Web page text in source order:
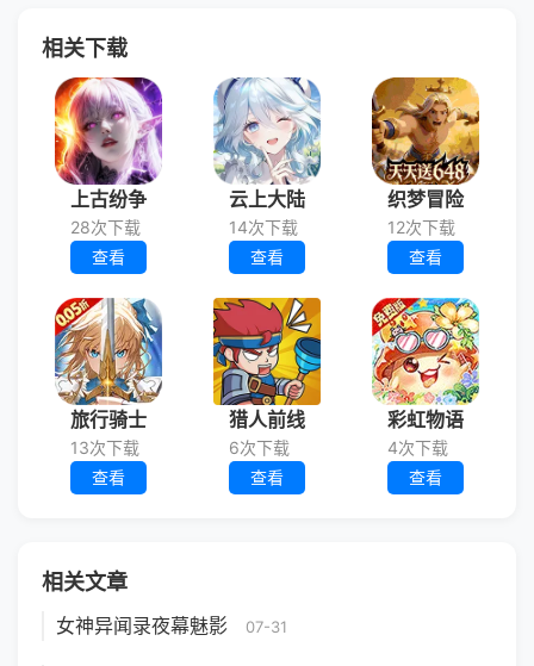
相关下载
上古纷争
28次下载
查看
云上大陆
14次下载
查看
织梦冒险
12次下载
查看
旅行骑士
13次下载
查看
猎人前线
6次下载
查看
彩虹物语
4次下载
查看
相关文章
女神异闻录夜幕魅影 07-31